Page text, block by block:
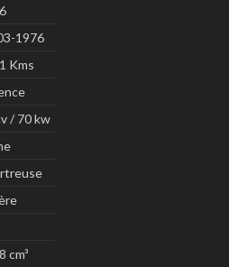
1976
Kms
/ 70 kw
cm³